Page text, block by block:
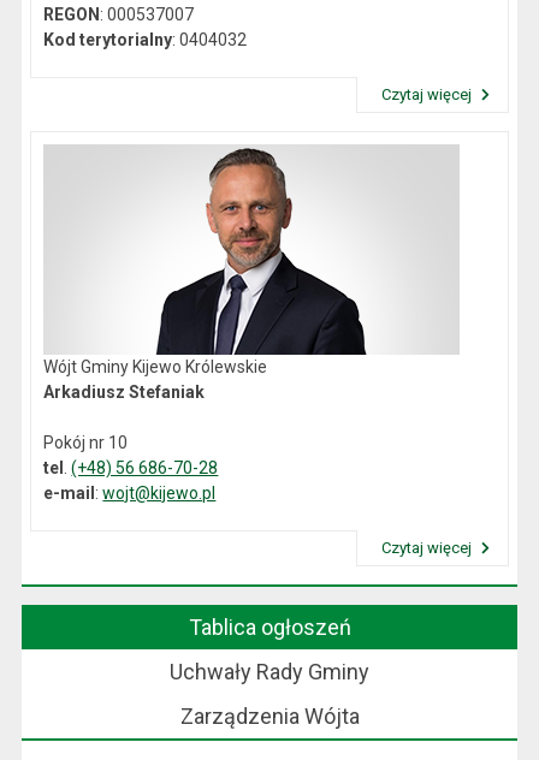
REGON : 000537007
Kod terytorialny: 0404032
Czytaj więcej
Wójt Gminy Kijewo Królewskie
Arkadiusz Stefaniak
Pokój nr 10
tel
.(+48) 56 686-70-28
e-mail :wojt@kijewo.pl
Czytaj więcej
Tablica ogłoszeń
Uchwały Rady Gminy
Zarządzenia Wójta